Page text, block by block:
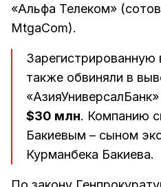
«Альфа Телеком»
MtgaCom).
Зарегистрированную
также обвиняли в
$30 млн. Компанию
Бакиевым – сыном
Курманбека Бакиева.